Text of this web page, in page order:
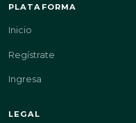
PLATAFORMA
Inicio
Regístrate
Ingresa
LEGAL